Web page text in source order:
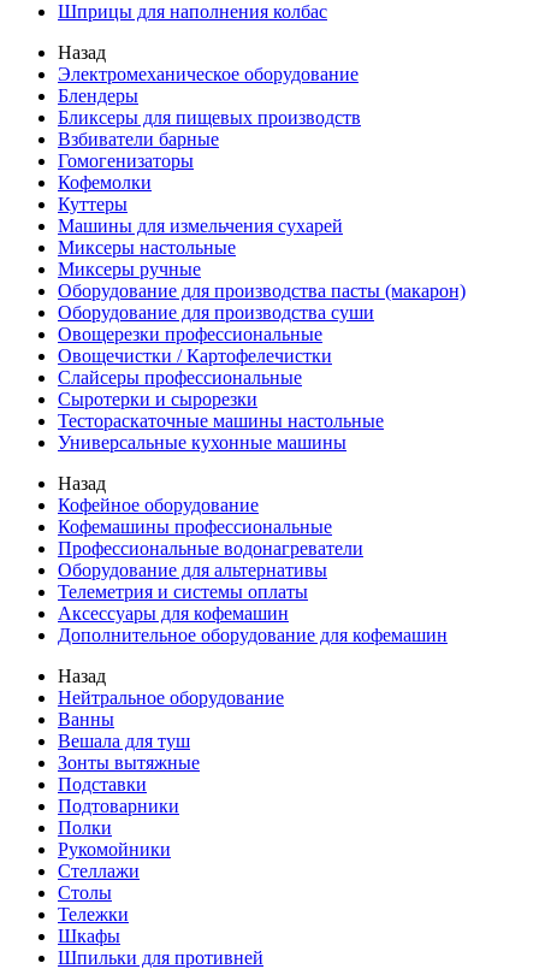
Шприцы для наполнения колбас
Назад
Электромеханическое оборудование
Блендеры
Бликсеры для пищевых производств
Взбиватели барные
Гомогенизаторы
Кофемолки
Куттеры
Машины для измельчения сухарей
Миксеры настольные
Миксеры ручные
Оборудование для производства пасты (макарон)
Оборудование для производства суши
Овощерезки профессиональные
Овощечистки / Картофелечистки
Слайсеры профессиональные
Сыротерки и сырорезки
Тестораскаточные машины настольные
Универсальные кухонные машины
Назад
Кофейное оборудование
Кофемашины профессиональные
Профессиональные водонагреватели
Оборудование для альтернативы
Телеметрия и системы оплаты
Аксессуары для кофемашин
Дополнительное оборудование для кофемашин
Назад
Нейтральное оборудование
Ванны
Вешала для туш
Зонты вытяжные
Подставки
Подтоварники
Полки
Рукомойники
Стеллажи
Столы
Тележки
Шкафы
Шпильки для противней